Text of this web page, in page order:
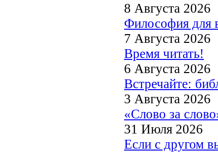
8 Августа 2026
Философия для
7 Августа 2026
Время читать!
6 Августа 2026
Встречайте:
3 Августа 2026
«Слово за
31 Июля 2026
Если с другом